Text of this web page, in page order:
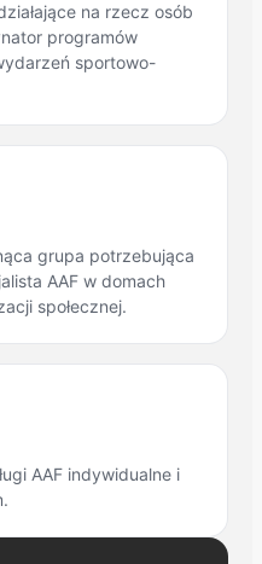
na rzecz osób
programów
sportowo-
grupa potrzebująca
AAF w domach
społecznej.
AAF indywidualne i